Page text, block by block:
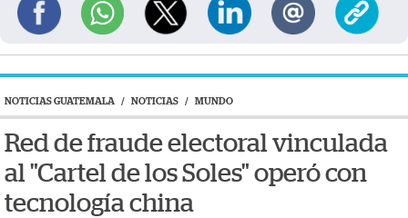
NOTICIAS GUATEMALA / NOTICIAS / MUNDO
Red de fraude electoral vinculada
al "Cartel de los Soles" operó con
tecnología china